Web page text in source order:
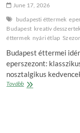
June 17, 2026
budapesti éttermek
Budapest kreatív
éttermek nyári étlap
Budapest éttermei
eperszezont:
nosztalgikus
TovábbEgy